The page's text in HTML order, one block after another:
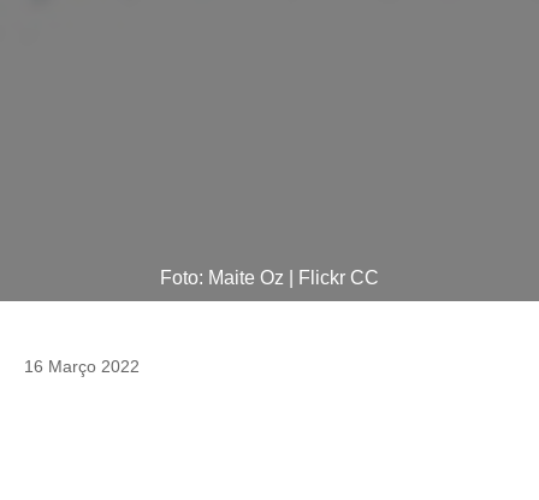
Foto: Maite Oz | Flickr CC
16 Março 2022